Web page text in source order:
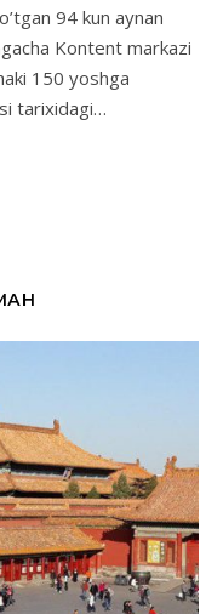
94 kun aynan
Kontent markazi
150 yoshga
tarixidagi…